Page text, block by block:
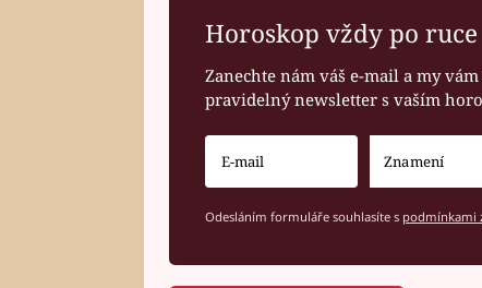
Horoskop vždy po ruce
Zanechte nám váš e-mail a my
pravidelný newsletter s vaším
Odesláním formuláře souhlasíte s podmínkami